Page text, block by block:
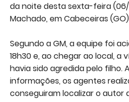
da noite desta sexta-feira
Machado, em Cabeceiras
Segundo a GM, a equipe foi
18h30 e, ao chegar ao local, a
havia sido agredida pelo filho.
informações, os agentes
conseguiram localizar o autor